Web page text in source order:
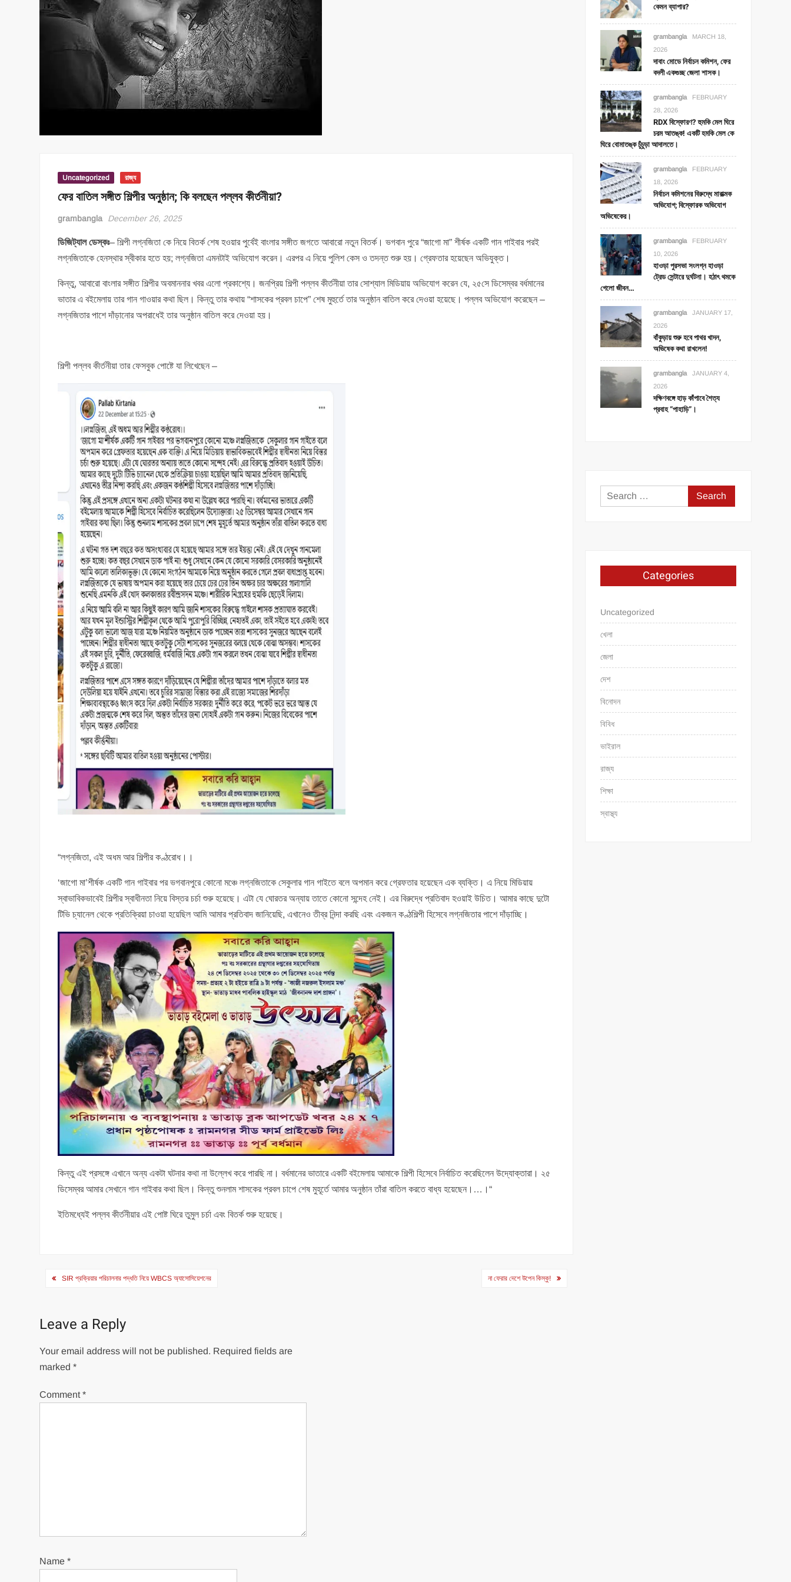
Uncategorized রাজ্য
ফের বাতিল সঙ্গীত শিল্পীর অনুষ্ঠান; কি বলছেন পল্লব কীর্তনীয়া?
grambangla December 26, 2025
ডিজিট্যাল ডেস্কঃ– শিল্পী লগ্নজিতা কে নিয়ে বিতর্ক শেষ হওয়ার পুর্বেই বাংলার সঙ্গীত জগতে আবারো নতুন বিতর্ক। ভগবান পুরে “জাগো মা” শীর্ষক একটি গান গাইবার পরই
লগ্নজিতাকে হেনস্থার স্বীকার হতে হয়; লগ্নজিতা এমনটাই অভিযোগ করেন। এরপর এ নিয়ে পুলিশ কেস ও তদন্ত শুরু হয়। গ্রেফতার হয়েছেন অভিযুক্ত।
কিন্তু, আবারো বাংলার সঙ্গীত শিল্পীর অবমাননার খবর এলো প্রকাশ্যে। জনপ্রিয় শিল্পী পল্লব কীর্তনীয়া তার সোশ্যাল মিডিয়ায় অভিযোগ করেন যে, ২৫সে ডিসেম্বর বর্ধমানের
ভাতার এ বইমেলায় তার গান গাওয়ার কথা ছিল। কিন্তু তার কথায় “শাসকের প্রবল চাপে” শেষ মুহুর্তে তার অনুষ্ঠান বাতিল করে দেওয়া হয়েছে। পল্লব অভিযোগ করেছেন –
লগ্নজিতার পাশে দাঁড়ানোর অপরাধেই তার অনুষ্ঠান বাতিল করে দেওয়া হয়।
শিল্পী পল্লব কীর্তনীয়া তার ফেসবুক পোষ্টে যা লিখেছেন –
“লগ্নজিতা, এই অধম আর শিল্পীর কণ্ঠরোধ।।
‘জাগো মা’শীর্ষক একটি গান গাইবার পর ভগবানপুরে কোনো মঞ্চে লগ্নজিতাকে সেকুলার গান গাইতে বলে অপমান করে গ্রেফতার হয়েছেন এক ব্যক্তি। এ নিয়ে মিডিয়ায়
স্বাভাবিকভাবেই শিল্পীর স্বাধীনতা নিয়ে বিস্তর চর্চা শুরু হয়েছে। এটা যে ঘোরতর অন্যায় তাতে কোনো সন্দেহ নেই। এর বিরুদ্ধে প্রতিবাদ হওয়াই উচিত। আমার কাছে দুটো
টিভি চ্যানেল থেকে প্রতিক্রিয়া চাওয়া হয়েছিল আমি আমার প্রতিবাদ জানিয়েছি, এখানেও তীব্র নিন্দা করছি এবং একজন কণ্ঠশিল্পী হিসেবে লগ্নজিতার পাশে দাঁড়াচ্ছি।
কিন্তু এই প্রসঙ্গে এখানে অন্য একটা ঘটনার কথা না উল্লেখ করে পারছি না। বর্ধমানের ভাতারে একটি বইমেলায় আমাকে শিল্পী হিসেবে নির্বাচিত করেছিলেন উদ্যোক্তারা। ২৫
ডিসেম্বর আমার সেখানে গান গাইবার কথা ছিল। কিন্তু শুনলাম শাসকের প্রবল চাপে শেষ মুহূর্তে আমার অনুষ্ঠান তাঁরা বাতিল করতে বাধ্য হয়েছেন।…।“
ইতিমধ্যেই পল্লব কীর্তনীয়ার এই পোষ্ট ঘিরে তুমুল চর্চা এবং বিতর্ক শুরু হয়েছে।
PostSIR প্রক্রিয়ার পরিচালনার পদ্ধতি নিয়ে WBCS অ্যাসোসিয়েশনের না ফেরার দেশে উপেন কিস্কু!
Leave a Reply
Your email address will not be published. Required fields are
marked*
Comment*
Name*
কেমন ব্যাপার?
grambangla
MARCH 18,
2026
দাবাং মোডে নির্বাচন কমিশন, ফের
বদলী একগুচ্ছ জেলা শাসক।
grambangla
FEBRUARY
28, 2026
RDX বিস্ফোরণ? হুমকি মেল ঘিরে
চরম আতঙ্ক! একটি হমকি মেল কে
ঘিরে বোমাতঙ্ক চুঁচুড়া আদালতে।
grambangla
FEBRUARY
18, 2026
নির্বাচন কমিশনের বিরুদ্ধে মারাত্মক
অভিযোগ; বিস্ফোরক অভিযোগ
অভিষেকের।
grambangla
FEBRUARY
10, 2026
হাওড়া পুরসভা সংলগ্ন হাওড়া
ট্রেড সেন্টারে দুর্ঘটনা। হঠাৎ থমকে
গেলো জীবন…
grambangla
JANUARY 17,
2026
বাঁকুড়ায় শুরু হবে পাথর খাদন,
অভিষেক কথা রাখলেন!
grambangla
JANUARY 4,
2026
দক্ষিণবঙ্গে হাড় কাঁপাবে শৈত্য
প্রবাহ “পাহাড়ি”।
Search
for:
Categories
Uncategorized
খেলা
জেলা
দেশ
বিনোদন
বিবিধ
ভাইরাল
রাজ্য
শিক্ষা
স্বাস্থ্য